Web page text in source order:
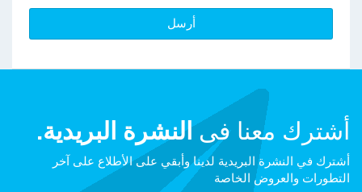
أشترك معنا فىالنشرة البريدية.
أشترك في النشرة البريدية لدينا وأبقي على الأطلاع على آخر
التطورات والعروض الخاصة